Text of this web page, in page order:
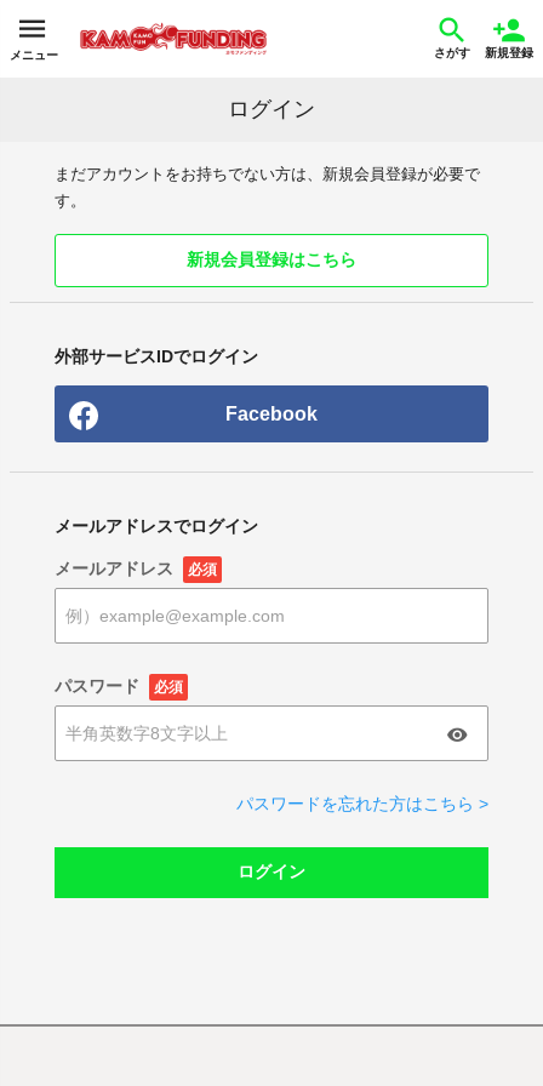
メニュー さがす 新規登録
ログイン
まだアカウントをお持ちでない方は、新規会員登録が必要で
す。
新規会員登録はこちら
外部サービスIDでログイン
Facebook
メールアドレスでログイン
メールアドレス 必須
パスワード 必須
パスワードを忘れた方はこちら >
ログイン